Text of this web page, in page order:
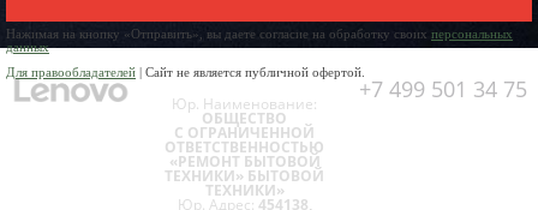
Нажимая на кнопку «Отправить», вы даете согласие на обработку своих персональных
данных
Для правообладателей | Сайт не является публичной офертой.
+7 499 501 34 75
Юр. Наименование:
ОБЩЕСТВО
С ОГРАНИЧЕННОЙ
ОТВЕТСТВЕННОСТЬЮ
«РЕМОНТ БЫТОВОЙ
ТЕХНИКИ» БЫТОВОЙ
ТЕХНИКИ»
Юр. Адрес: 454138,